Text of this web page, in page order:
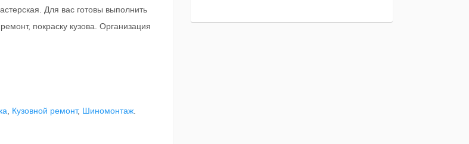
Для вас готовы выполнить
покраску кузова. Организация
Кузовной ремонт, Шиномонтаж